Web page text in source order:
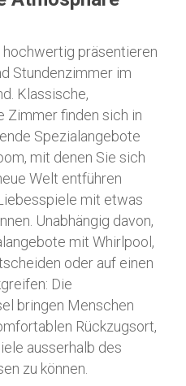
präsentieren
Stundenzimmer im
Klassische,
Zimmer finden sich in
Spezialangebote
mit denen Sie sich
Welt entführen
mit etwas
Unabhängig davon,
mit Whirlpool,
oder auf einen
Die
bringen Menschen
Rückzugsort,
ausserhalb des
zu können.